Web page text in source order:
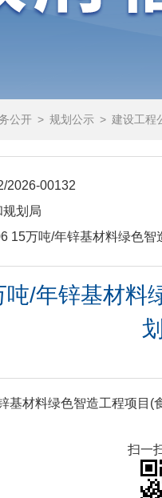
公开 > 规划公示 > 建设工程
2026-00132
规划局
15万吨/年锌基材料绿色
/年锌基材料
基材料绿色智造工程项目(
扫一